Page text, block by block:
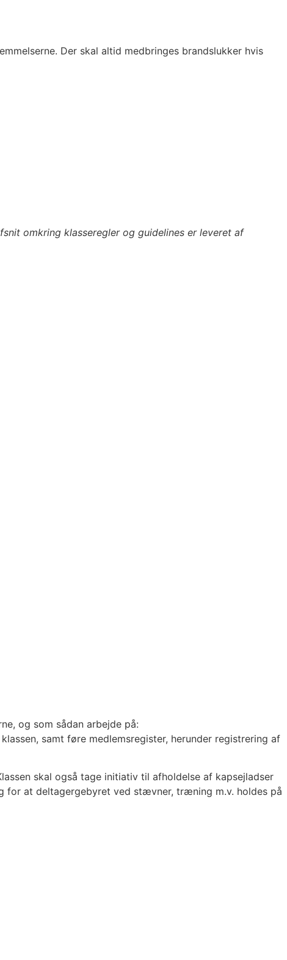
Der skal altid medbringes brandslukker hvis
omkring klasseregler og guidelines er leveret af
og som sådan arbejde på:
samt føre medlemsregister, herunder registrering af
skal også tage initiativ til afholdelse af kapsejladser
for at deltagergebyret ved stævner, træning m.v. holdes på